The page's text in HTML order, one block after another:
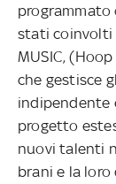
programmato
stati coinvolti
MUSIC,
che gestisce
indipendente
progetto
nuovi talenti
brani e la